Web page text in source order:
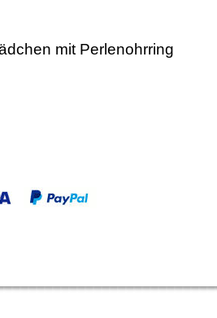
mit Perlenohrring